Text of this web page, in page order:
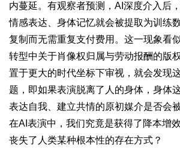
内蔓延。有观察者预测，AI深度介入后
情感表达、身体记忆就会被提取为训练
复制而无需重复支付费用。这一现象看
转型中关于肖像权归属与劳动报酬的版
置于更大的时代坐标下审视，就会发现
题，即如果表演脱离了人的身体，身体
表达自我、建立共情的原初媒介是否会
在AI表演中，我们究竟是获得了降本增
丧失了人类某种根本性的存在方式？